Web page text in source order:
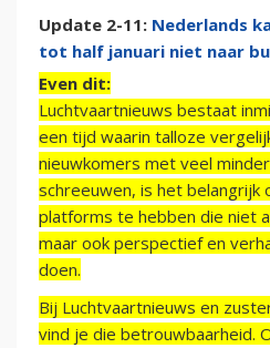
Update 2-11: Nederlands
tot half januari niet naar
Even dit:
Luchtvaartnieuws bestaat
een tijd waarin talloze
nieuwkomers met veel
schreeuwen, is het belangrijk
platforms te hebben die niet
maar ook perspectief en
doen.
Bij Luchtvaartnieuws en
vind je die betrouwbaarheid.